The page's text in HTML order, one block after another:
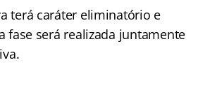
terá caráter eliminatório e
fase será realizada juntamente